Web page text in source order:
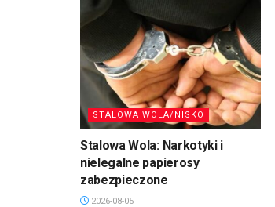
STALOWA WOLA/NISKO
Stalowa Wola: Narkotyki i
nielegalne papierosy
zabezpieczone
2026-08-05